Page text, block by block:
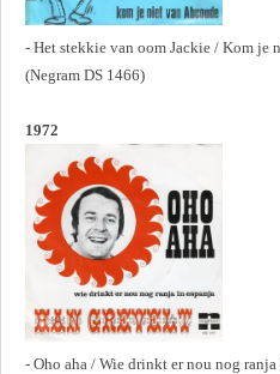
- Het stekkie van oom Jackie / Kom je
(Negram DS 1466)
1972
- Oho aha / Wie drinkt er nou nog ranja